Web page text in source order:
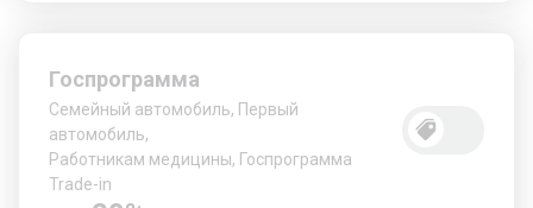
Госпрограмма
Семейный автомобиль, Первый
автомобиль,
Работникам медицины, Госпрограмма
Trade-in